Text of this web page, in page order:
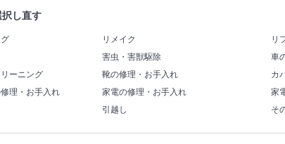
し直す
リメイク リ
害虫・害獣駆除 車
ーニング
靴の修理・お手入れ カ
理・お手入れ
家電の修理・お手入れ 家
引越し そ